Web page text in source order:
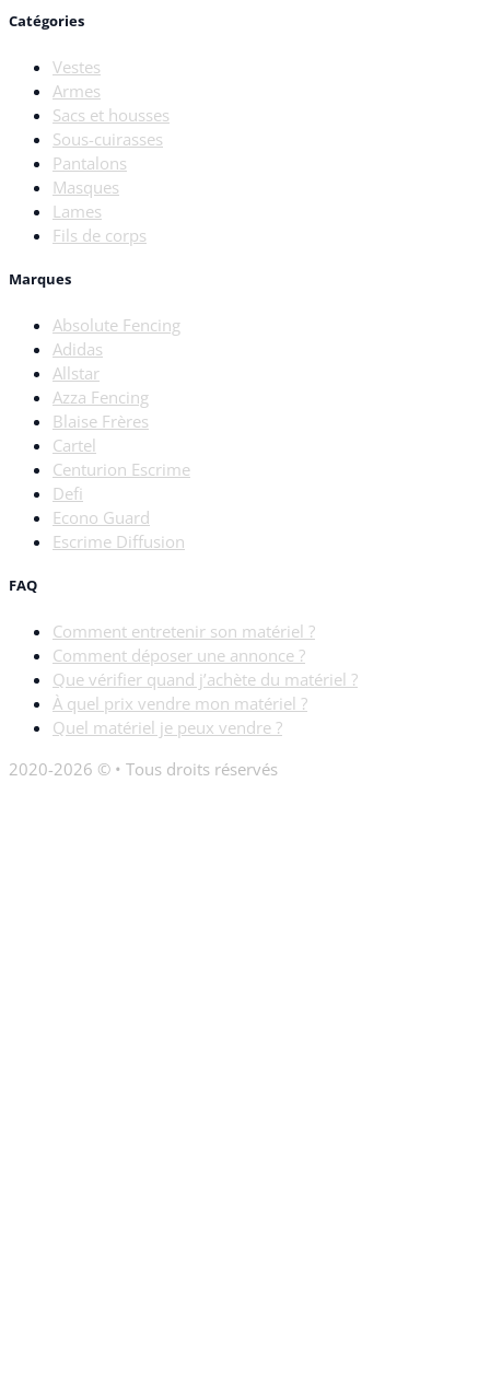
Catégories
Vestes
Armes
Sacs et housses
Sous-cuirasses
Pantalons
Masques
Lames
Fils de corps
Marques
Absolute Fencing
Adidas
Allstar
Azza Fencing
Blaise Frères
Cartel
Centurion Escrime
Defi
Econo Guard
Escrime Diffusion
FAQ
Comment entretenir son matériel ?
Comment déposer une annonce ?
Que vérifier quand j’achète du matériel ?
À quel prix vendre mon matériel ?
Quel matériel je peux vendre ?
2020-2026 © • Tous droits réservés